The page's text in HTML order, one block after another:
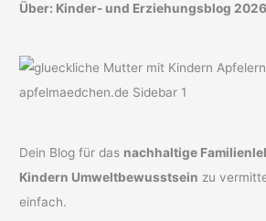
Über: Kinder- und Erziehungsblog
Dein Blog für das nachhaltige
Kindern Umweltbewusstsein zu
einfach.